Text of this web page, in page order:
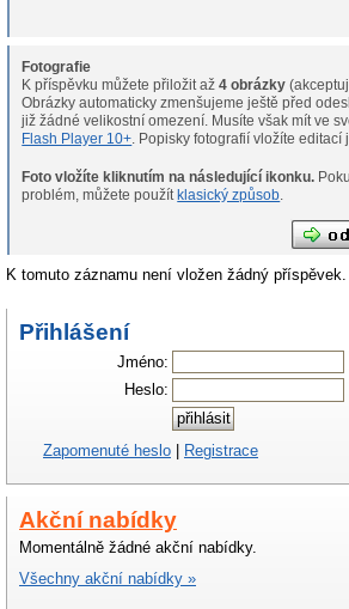
Fotografie
K příspěvku můžete přiložit až4 obrázky
Obrázky automaticky zmenšujeme ještě před
již žádné velikostní omezení.
Flash Player 10+ . Popisky fotografií vložíte
Foto vložíte kliknutím na následující ikonku.
problém, můžete použítklasický způsob.
K tomuto záznamu není vložen žádný příspěvek.
Přihlášení
Jméno:
Heslo:
Zapomenuté heslo | Registrace
Akční nabídky
Momentálně žádné akční nabídky.
Všechny akční nabídky »